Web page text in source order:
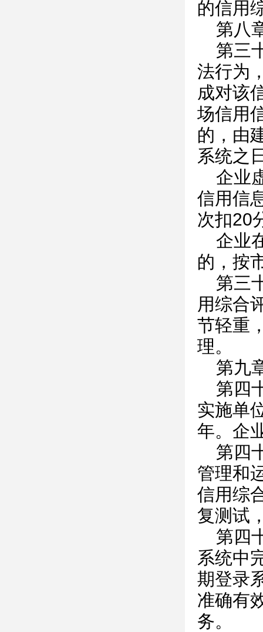
的信用
第八
第三
法行为
成对该
场信用
的，由
系统之
企业
信用信
次扣20
企业
的，按
第三
用综合
节轻重
理。
第九
第四
实施单
年。企
第四
管理和
信用综
复测试
第四
系统中
期登录
准确有
务。